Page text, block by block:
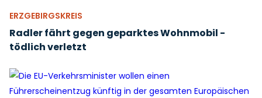
ERZGEBIRGSKREIS
Radler fährt gegen geparktes Wohnmobil -
tödlich verletzt